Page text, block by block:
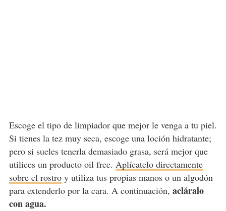
Escoge el tipo de limpiador que mejor le venga a tu piel.
Si tienes la tez muy seca, escoge una loción hidratante;
pero si sueles tenerla demasiado grasa, será mejor que
utilices un producto oil free. Aplícatelo directamente
sobre el rostroy utiliza tus propias manos o un algodón
para extenderlo por la cara. A continuación, acláralo
con agua.